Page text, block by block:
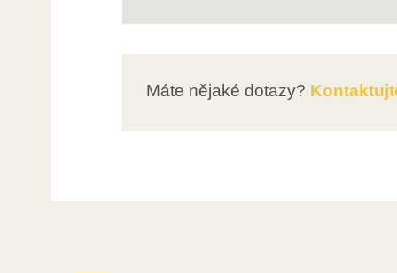
Máte nějaké dotazy?